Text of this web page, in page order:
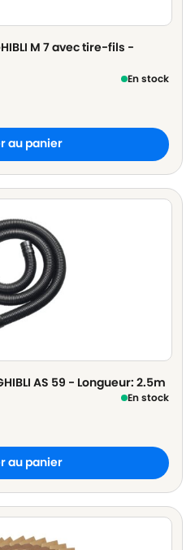
tire-fils -
En stock
au panier
AS 59 - Longueur: 2.5m
En stock
au panier